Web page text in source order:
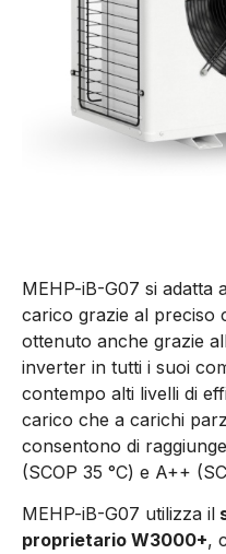
MEHP-iB-G07 si adatta
carico grazie al preciso
ottenuto anche grazie
inverter in tutti i suoi
contempo alti livelli di
carico che a carichi
consentono di
(SCOP 35 °C) e A++
MEHP-iB-G07 utilizza il
proprietario W3000+,